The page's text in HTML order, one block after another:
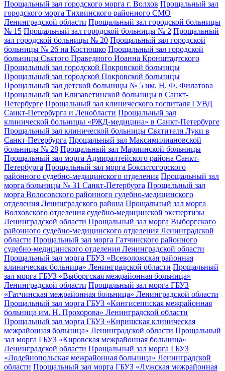
Прощальный зал городского морга г. Волхов Прощальный зал
городского морга Тихвинского районного СМО
Ленинградской области Прощальный зал городской больницы
№ 15 Прощальный зал городской больницы № 2 Прощальный
зал городской больницы № 20 Прощальный зал городской
больницы № 26 на Костюшко Прощальный зал городской
больницы Святого Праведного Иоанна Кронштадтского
Прощальный зал городской Покровской больницы
Прощальный зал городской Покровской больницы
Прощальный зал детской больницы № 5 им. Н. Ф. Филатова
Прощальный зал Елизаветинской больницы в Санкт-
Петербурге Прощальный зал клинического госпиталя ГУВД
Санкт-Петербурга и Ленобласти Прощальный зал
клинической больницы «РЖД-медицина» в Санкт-Петербурге
Прощальный зал клинической больницы Святителя Луки в
Санкт-Петербурга Прощальный зал Максимилиановской
больницы № 28 Прощальный зал Мариинской больницы
Прощальный зал морга Адмиралтейского района Санкт-
Петербурга Прощальный зал морга Бокситогорского
районного судебно-медицинского отделения Прощальный зал
морга больницы № 31 Санкт-Петербурга Прощальный зал
морга Волосовского районного судебно-медицинского
отделения Ленинградского района Прощальный зал морга
Волховского отделения судебно-медицинской экспертизы
Ленинградской области Прощальный зал морга Выборгского
районного судебно-медицинского отделения Ленинградской
области Прощальный зал морга Гатчинского районного
судебно-медицинского отделения Ленинградской области
Прощальный зал морга ГБУЗ «Всеволожская районная
клиническая больница» Ленинградской области Прощальный
зал морга ГБУЗ «Выборгская межрайонная больница»
Ленинградской области Прощальный зал морга ГБУЗ
«Гатчинская межрайонная больница» Ленинградской области
Прощальный зал морга ГБУЗ «Кингисеппская межрайонная
больница им. Н. Прохорова» Ленинградской области
Прощальный зал морга ГБУЗ «Киришская клиническая
межрайонная больница» Ленинградской области Прощальный
зал морга ГБУЗ «Кировская межрайонная больница»
Ленинградской области Прощальный зал морга ГБУЗ
«Лодейнопольская межрайонная больница» Ленинградской
области Прощальный зал морга ГБУЗ «Лужская межрайонная